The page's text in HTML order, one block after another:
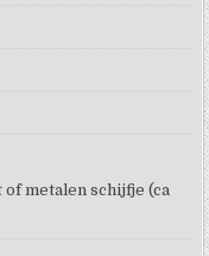
metalen schijfje (ca